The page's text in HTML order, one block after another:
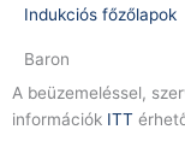
Indukciós főzőlapok
Baron
A beüzemeléssel,
információk ITT